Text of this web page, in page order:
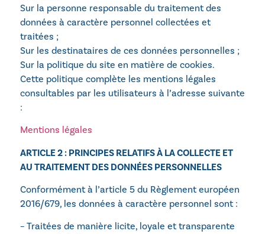
Sur la personne responsable du traitement des
données à caractère personnel collectées et
traitées ;
Sur les destinataires de ces données personnelles ;
Sur la politique du site en matière de cookies.
Cette politique complète les mentions légales
consultables par les utilisateurs à l’adresse suivante
:
Mentions légales
ARTICLE 2 : PRINCIPES RELATIFS À LA COLLECTE ET
AU TRAITEMENT DES DONNÉES PERSONNELLES
Conformément à l’article 5 du Règlement européen
2016/679, les données à caractère personnel sont :
– Traitées de manière licite, loyale et transparente